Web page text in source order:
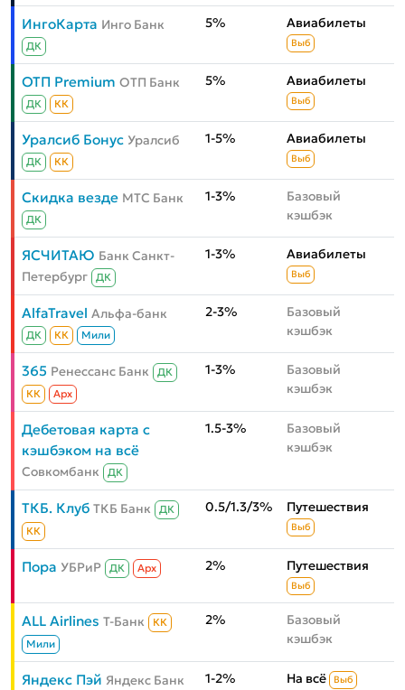
ИнгоКарта Инго Банк
ДК
5% Авиабилеты
Выб
ОТП Premium ОТП Банк
ДК КК
5% Авиабилеты
Выб
Уралсиб Бонус Уралсиб
ДК КК
1-5% Авиабилеты
Выб
Скидка везде МТС Банк
ДК
1-3%
Базовый
кэшбэк
ЯСЧИТАЮ Банк Санкт-
Петербург
ДК
1-3% Авиабилеты
Выб
AlfaTravel Альфа-банк
ДК КК Мили
2-3%
Базовый
кэшбэк
365 Ренессанс Банк
ДК
КК
Aрх
1-3%
Базовый
кэшбэк
Дебетовая карта с
кэшбэком на всё
Совкомбанк ДК
1.5-3%
Базовый
кэшбэк
ТКБ. Клуб ТКБ Банк
ДК
КК
0.5/1.3/3% Путешествия
Выб
Пора УБРиР ДК Aрх 2% Путешествия
Выб
ALL Airlines Т-Банк
КК
Мили
2%
Базовый
кэшбэк
Яндекс Пэй Яндекс Банк 1-2% На всё Выб